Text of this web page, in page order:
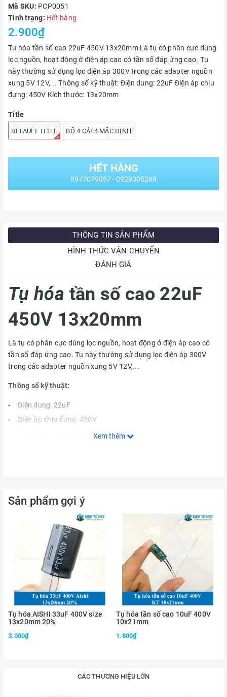
Mã SKU: PCP0051
Tình trạng: Hết hàng
2.900₫
Tụ hóa tần số cao 22uF 450V 13x20mm Là tụ có phân cực dùng
lọc nguồn, hoạt động ở điện áp cao có tần số đáp ứng cao. Tụ
này thường sử dụng lọc điện áp 300V trong các adapter nguồn
xung 5V 12V,... Thông số kỹ thuật: Điện dung: 22uF Điện áp chịu
đựng: 450V Kích thước: 13x20mm
Title
DEFAULT TITLE BỘ 4 CÁI 4 MẶC ĐỊNH
HẾT HÀNG
0977079057 - 0929305268
THÔNG TIN SẢN PHẨM
HÌNH THỨC VẬN CHUYỂN
ĐÁNH GIÁ
Tụ hóa tần số cao 22uF
450V 13x20mm
Là tụ có phân cực dùng lọc nguồn, hoạt động ở điện áp cao có
tần số đáp ứng cao. Tụ này thường sử dụng lọc điện áp 300V
trong các adapter nguồn xung 5V 12V,...
Thông số kỹ thuật:
Điện dung: 22uF
Điện áp chịu đựng: 450V
Xem thêm
Sản phẩm gợi ý
Tụ hóa AISHI 33uF 400V size
13x20mm 20%
3.000₫
Tụ hóa tần số cao 10uF 400V
10x21mm
1.800₫
CÁC THƯƠNG HIỆU LỚN